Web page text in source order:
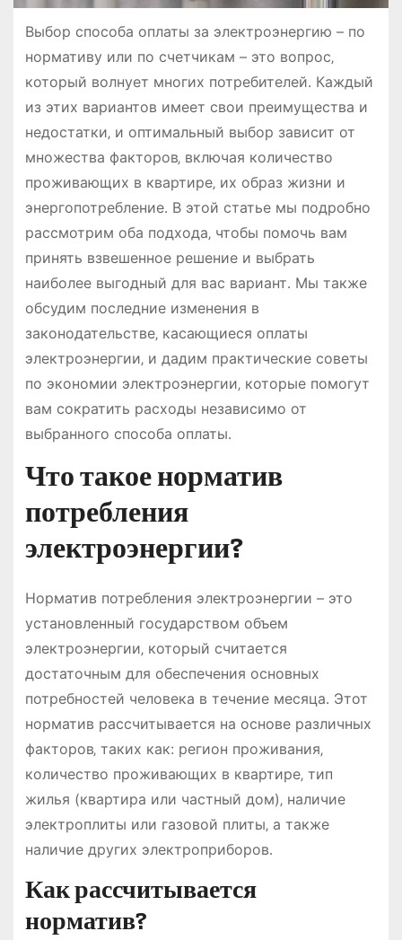
Выбор способа оплаты за электроэнергию – по
нормативу или по счетчикам – это вопрос‚
который волнует многих потребителей․ Каждый
из этих вариантов имеет свои преимущества и
недостатки‚ и оптимальный выбор зависит от
множества факторов‚ включая количество
проживающих в квартире‚ их образ жизни и
энергопотребление․ В этой статье мы подробно
рассмотрим оба подхода‚ чтобы помочь вам
принять взвешенное решение и выбрать
наиболее выгодный для вас вариант․ Мы также
обсудим последние изменения в
законодательстве‚ касающиеся оплаты
электроэнергии‚ и дадим практические советы
по экономии электроэнергии‚ которые помогут
вам сократить расходы независимо от
выбранного способа оплаты․
Что такое норматив
потребления
электроэнергии?
Норматив потребления электроэнергии – это
установленный государством объем
электроэнергии‚ который считается
достаточным для обеспечения основных
потребностей человека в течение месяца․ Этот
норматив рассчитывается на основе различных
факторов‚ таких как: регион проживания‚
количество проживающих в квартире‚ тип
жилья (квартира или частный дом)‚ наличие
электроплиты или газовой плиты‚ а также
наличие других электроприборов․
Как рассчитывается
норматив?